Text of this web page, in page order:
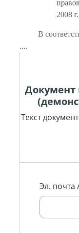
2008
В
....
Документ
Текст
Эл. почта